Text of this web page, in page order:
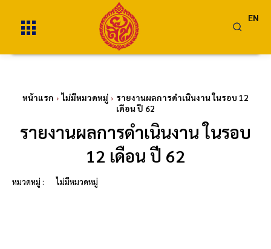
EN
หน้าแรก ไม่มีหมวดหมู่
รายงานผลการดำเนินงาน ในรอบ 12
เดือน ปี 62
รายงานผลการดำเนินงาน ในรอบ
12 เดือน ปี 62
หมวดหมู่ : ไม่มีหมวดหมู่